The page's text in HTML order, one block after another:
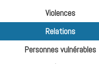
Violences
Relations
Personnes vulnérables